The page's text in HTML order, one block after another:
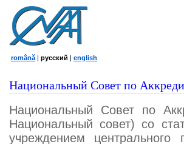
română | русский | english
Национальный Совет по
Национальный Совет по
Национальный совет) со
учреждением центрального